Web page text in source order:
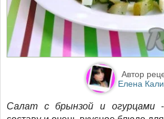
Автор
Елена
Салат с брынзой и огурцами-